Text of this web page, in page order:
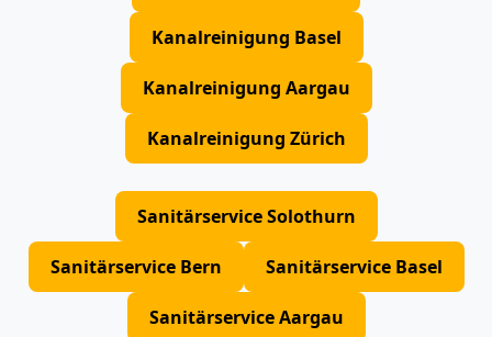
Kanalreinigung Basel
Kanalreinigung Aargau
Kanalreinigung Zürich
Sanitärservice Solothurn
Sanitärservice Bern Sanitärservice Basel
Sanitärservice Aargau